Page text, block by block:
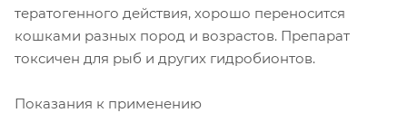
тератогенного действия, хорошо переносится
кошками разных пород и возрастов. Препарат
токсичен для рыб и других гидробионтов.
Показания к применению